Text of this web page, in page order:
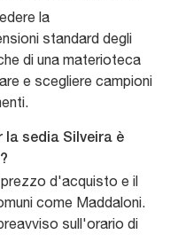
la
standard degli
di una materioteca
e scegliere campioni
la sedia Silveira è
d'acquisto e il
come Maddaloni.
sull'orario di